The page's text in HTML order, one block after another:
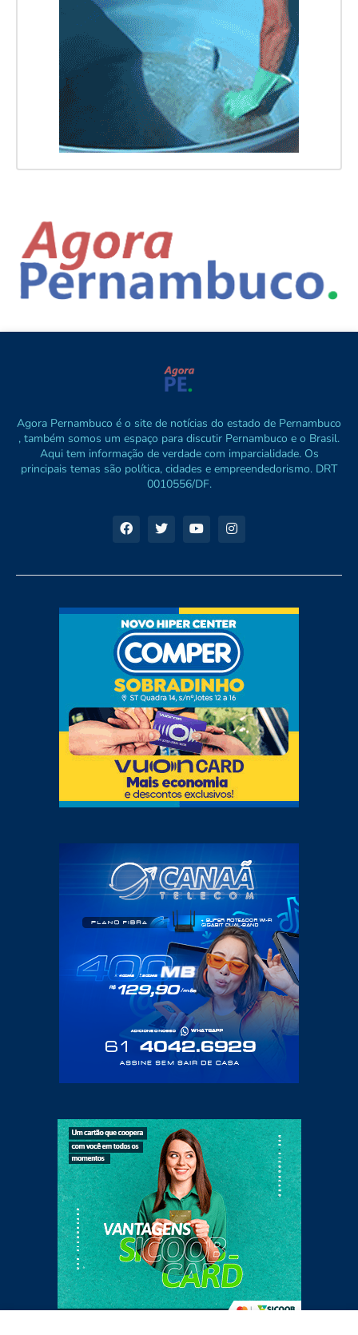
Agora Pernambuco é o site de notícias do estado de Pernambuco
, também somos um espaço para discutir Pernambuco e o Brasil.
Aqui tem informação de verdade com imparcialidade. Os
principais temas são política, cidades e empreendedorismo. DRT
0010556/DF.